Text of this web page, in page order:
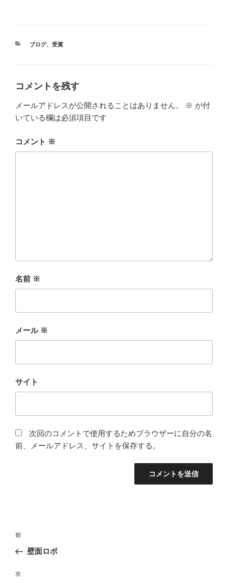
カ
ブログ、 受賞
コメントを残す
メールアドレスが公開されることはありません。 ※ が付
いている欄は必須項目です
コメント ※
名前 ※
メール ※
サイト
次回のコメントで使用するためブラウザーに自分の名
前、メールアドレス、サイトを保存する。
投
ナ
ビ
前
の
稿
前
壁面ロボ
次
次